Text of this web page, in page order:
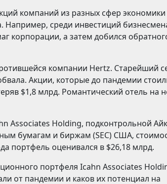
компаний из разных сфер
Например, среди инвестиций
корпорации, а затем добился
компании Hertz. Старейший
Акции, которые до пандемии
$1,8 млрд. Романтический отель на
Associates Holding, подконтрольной
бумагам и биржам (SEC) США,
портфель оценивался в $26,18 млрд.
портфеля Icahn Associates
от пандемии и каков их потенциал на